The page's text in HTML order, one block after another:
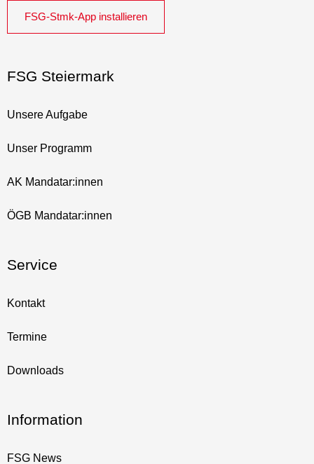
FSG-Stmk-App installieren
FSG Steiermark
Unsere Aufgabe
Unser Programm
AK Mandatar:innen
ÖGB Mandatar:innen
Service
Kontakt
Termine
Downloads
Information
FSG News